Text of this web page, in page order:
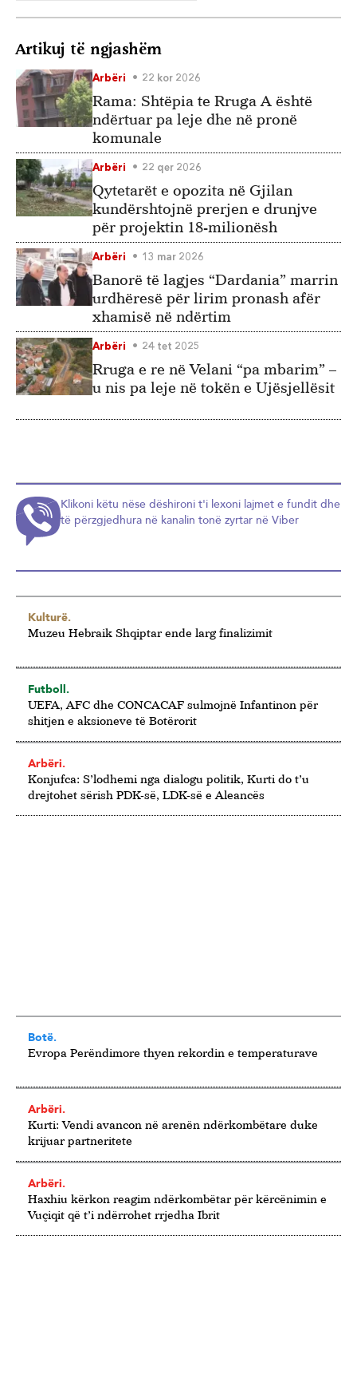
Artikuj të ngjashëm
Arbëri 22 kor 2026
Rama: Shtëpia te Rruga A është
ndërtuar pa leje dhe në pronë
komunale
Arbëri 22 qer 2026
Qytetarët e opozita në Gjilan
kundërshtojnë prerjen e drunjve
për projektin 18-milionësh
Arbëri 13 mar 2026
Banorë të lagjes “Dardania” marrin
urdhëresë për lirim pronash afër
xhamisë në ndërtim
Arbëri 24 tet 2025
Rruga e re në Velani “pa mbarim” –
u nis pa leje në tokën e Ujësjellësit
Klikoni këtu nëse dëshironi t'i lexoni lajmet e fundit dhe
të përzgjedhura në kanalin tonë zyrtar në Viber
Kulturë.
Muzeu Hebraik Shqiptar ende larg finalizimit
Futboll.
UEFA, AFC dhe CONCACAF sulmojnë Infantinon për
shitjen e aksioneve të Botërorit
Arbëri.
Konjufca: S’lodhemi nga dialogu politik, Kurti do t’u
drejtohet sërish PDK-së, LDK-së e Aleancës
Botë.
Evropa Perëndimore thyen rekordin e temperaturave
Arbëri.
Kurti: Vendi avancon në arenën ndërkombëtare duke
krijuar partneritete
Arbëri.
Haxhiu kërkon reagim ndërkombëtar për kërcënimin e
Vuçiqit që t’i ndërrohet rrjedha Ibrit